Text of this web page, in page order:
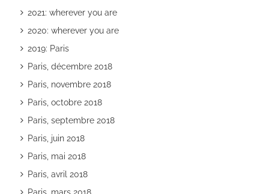
2021: wherever you are
2020: wherever you are
2019: Paris
Paris, décembre 2018
Paris, novembre 2018
Paris, octobre 2018
Paris, septembre 2018
Paris, juin 2018
Paris, mai 2018
Paris, avril 2018
Paris, mars 2018